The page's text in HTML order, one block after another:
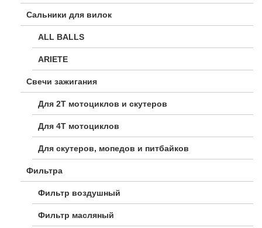
Сальники для вилок
ALL BALLS
ARIETE
Свечи зажигания
Для 2Т мотоциклов и скутеров
Для 4Т мотоциклов
Для скутеров, мопедов и питбайков
Фильтра
Фильтр воздушный
Фильтр масляный